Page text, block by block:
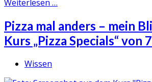
Weiterlesen …
Pizza mal anders – mein
Kurs „Pizza Specials“ von
Wissen